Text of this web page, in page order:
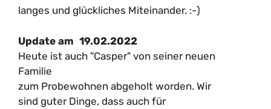
langes und glückliches Miteinander. :-)
Update am 19.02.2022
Heute ist auch "Casper" von seiner neuen
Familie
zum Probewohnen abgeholt worden. Wir
sind guter Dinge, dass auch für